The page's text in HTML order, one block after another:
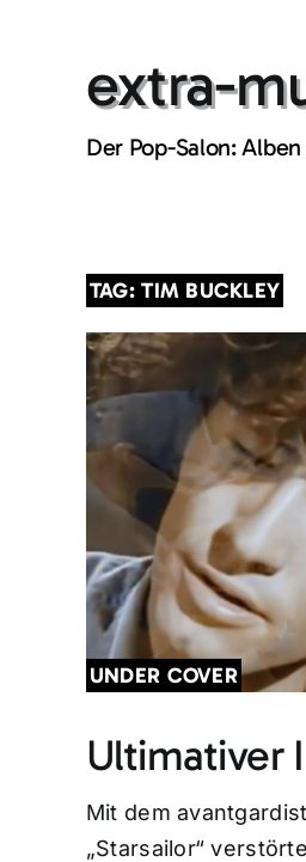
extra-
Der Pop-Salon:
TAG: TIM BUCKLEY
UNDER COVER
Ultimativer
Mit dem
„Starsailor“